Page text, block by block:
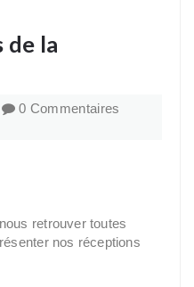
de la
0 Commentaires
retrouver toutes
nos réceptions